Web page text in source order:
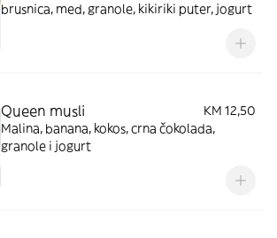
brusnica, med, granole, kikiriki puter, jogurt
Queen musli
KM 12,50
Malina, banana, kokos, crna čokolada,
granole i jogurt